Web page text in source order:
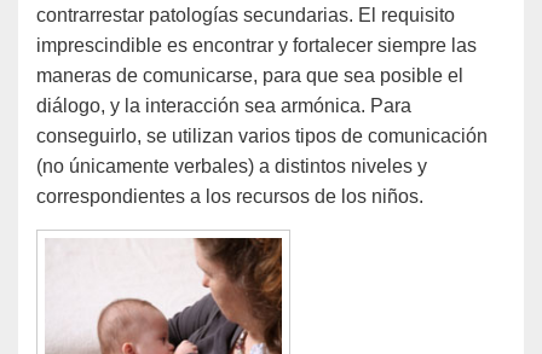
contrarrestar patologías secundarias. El requisito
imprescindible es encontrar y fortalecer siempre las
maneras de comunicarse, para que sea posible el
diálogo, y la interacción sea armónica. Para
conseguirlo, se utilizan varios tipos de comunicación
(no únicamente verbales) a distintos niveles y
correspondientes a los recursos de los niños.